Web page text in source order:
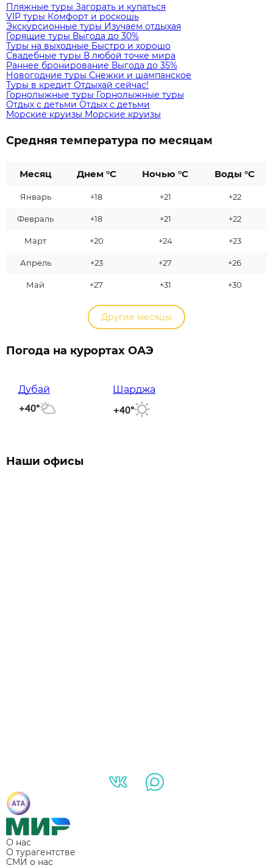
Пляжные туры Загорать и купаться
VIP туры Комфорт и роскошь
Экскурсионные туры Изучаем отдыхая
Горящие туры Выгода до 30%
Туры на выходные Быстро и хорошо
Свадебные туры В любой точке мира
Раннее бронирование Выгода до 35%
Новогодние туры Снежки и шампанское
Туры в кредит Отдыхай сейчас!
Горнолыжные туры Горнолыжные туры
Отдых с детьми Отдых с детьми
Морские круизы Морские круизы
Средняя температура по месяцам
Месяц Днем °C Ночью °C Воды °C
Январь +18 +21 +22
Февраль +18 +21 +22
Март +20 +24 +23
Апрель +23 +27 +26
Май +27 +31 +30
Другие месяцы
Погода на курортах ОАЭ
Дубай
+40°
Шарджа
+40°
Наши офисы
О нас
О турагентстве
СМИ о нас